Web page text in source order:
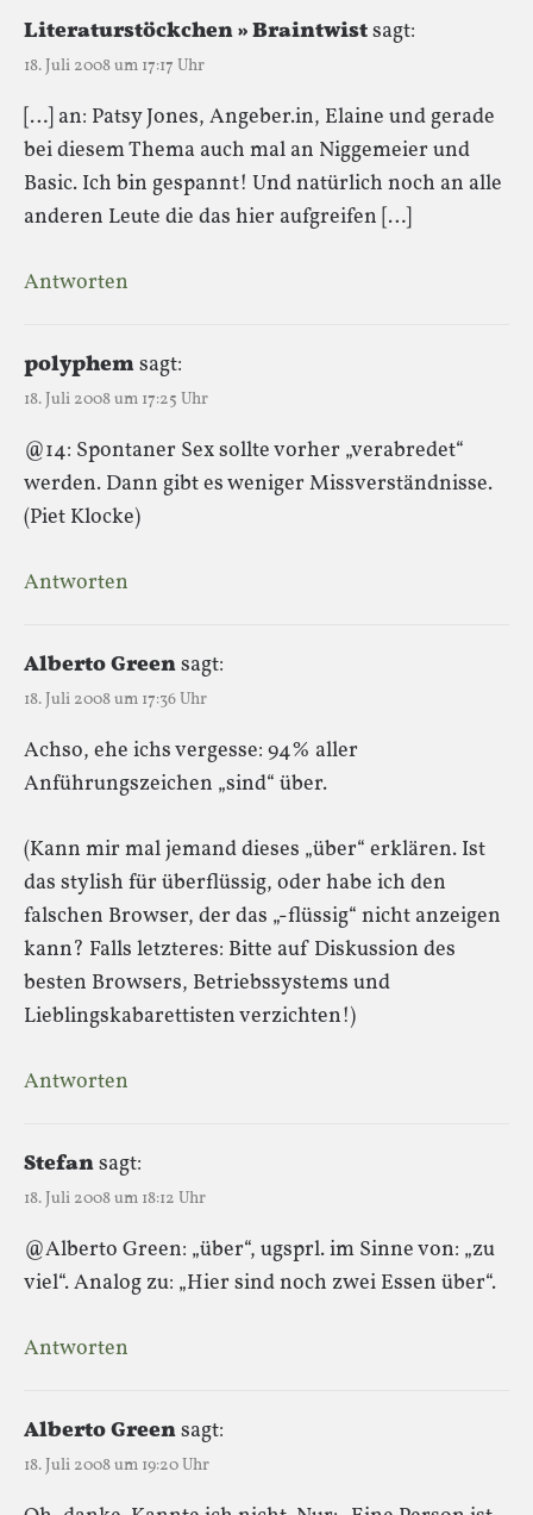
Literaturstöckchen » Braintwistsagt:
18. Juli 2008 um 17:17 Uhr
[…] an: Patsy Jones, Angeber.in, Elaine und gerade
bei diesem Thema auch mal an Niggemeier und
Basic. Ich bin gespannt! Und natürlich noch an alle
anderen Leute die das hier aufgreifen […]
Antworten
polyphemsagt:
18. Juli 2008 um 17:25 Uhr
@14: Spontaner Sex sollte vorher „verabredet“
werden. Dann gibt es weniger Missverständnisse.
(Piet Klocke)
Antworten
Alberto Greensagt:
18. Juli 2008 um 17:36 Uhr
Achso, ehe ichs vergesse: 94% aller
Anführungszeichen „sind“ über.
(Kann mir mal jemand dieses „über“ erklären. Ist
das stylish für überflüssig, oder habe ich den
falschen Browser, der das „-flüssig“ nicht anzeigen
kann? Falls letzteres: Bitte auf Diskussion des
besten Browsers, Betriebssystems und
Lieblingskabarettisten verzichten!)
Antworten
Stefansagt:
18. Juli 2008 um 18:12 Uhr
@Alberto Green: „über“, ugsprl. im Sinne von: „zu
viel“. Analog zu: „Hier sind noch zwei Essen über“.
Antworten
Alberto Greensagt:
18. Juli 2008 um 19:20 Uhr